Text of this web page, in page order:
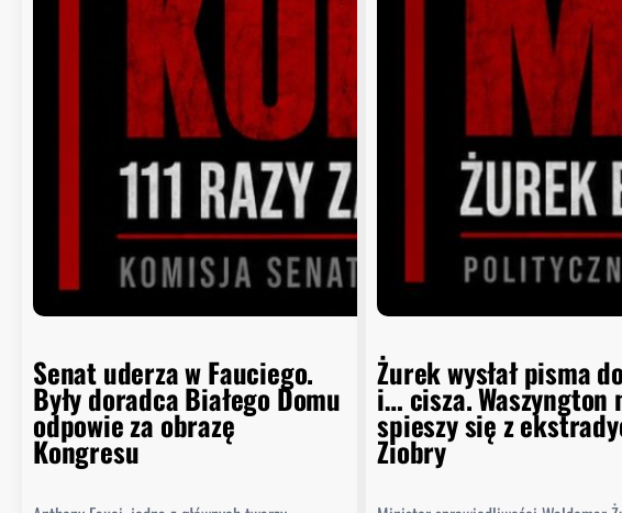
Senat uderza w Fauciego.
Były doradca Białego Domu
odpowie za obrazę
Kongresu
Żurek wysłał pisma
i… cisza. Waszyngton
spieszy się z
Ziobry